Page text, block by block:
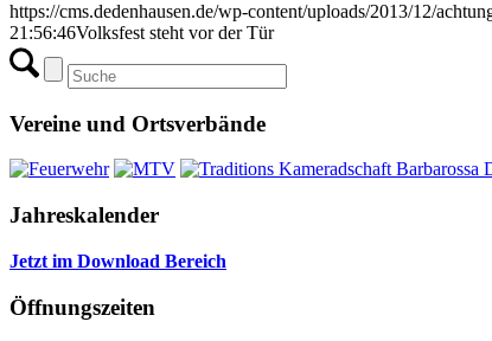
https://cms.dedenhausen.de/wp-content/uploads/2013/12/
21:56:46Volksfest steht vor der Tür
Vereine und Ortsverbände
Jahreskalender
Jetzt im Download Bereich
Öffnungszeiten